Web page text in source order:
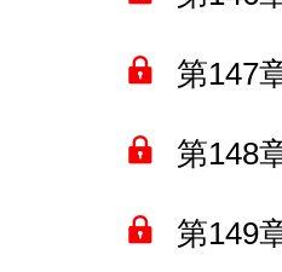
第147
第148
第149